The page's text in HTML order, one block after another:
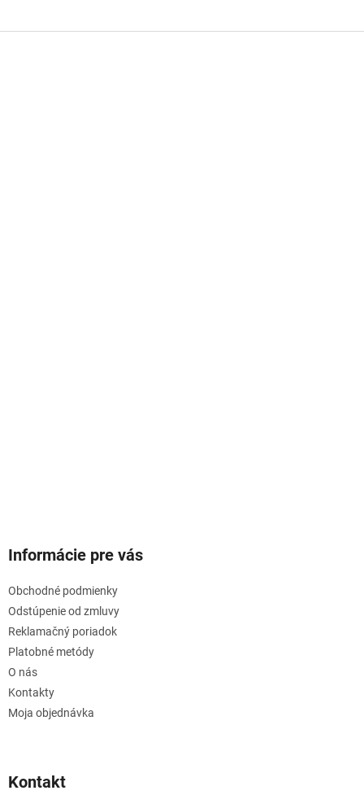
Informácie pre vás
Obchodné podmienky
Odstúpenie od zmluvy
Reklamačný poriadok
Platobné metódy
O nás
Kontakty
Moja objednávka
Kontakt